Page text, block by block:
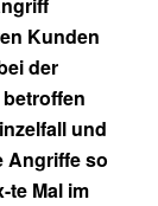
Kunden
der
und
Angriffe so
te Mal im